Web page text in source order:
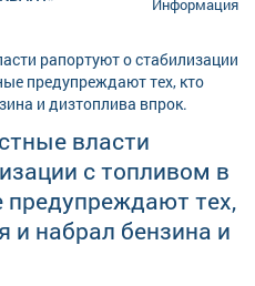
Информация
власти
с топливом в
тех,
и набрал бензина и